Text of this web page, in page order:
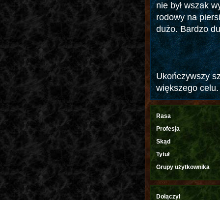
nie był wszak
rodowy na
dużo. Bardzo
Ukończywszy
większego
Rasa
Profesja
Skąd
Tytuł
Grupy użytkownika
Dołączył